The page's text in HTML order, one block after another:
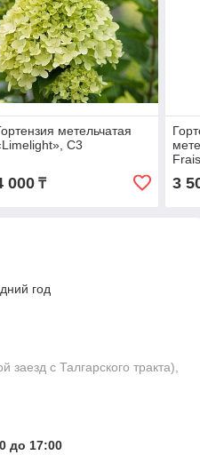
метельчатая
С3
000₸ 3
год
с Талгарского тракта),
до 17:00